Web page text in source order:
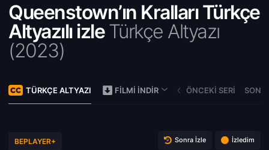
Queenstown’ın Kralları Türkçe
Altyazılı izleTürkçe Altyazı
(2023)
TÜRKÇE ALTYAZI FILMI İNDIR ÖNCEKI SERI
BEPLAYER+ Sonra İzle İzledim